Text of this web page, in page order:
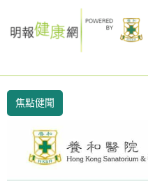
to
焦點健聞